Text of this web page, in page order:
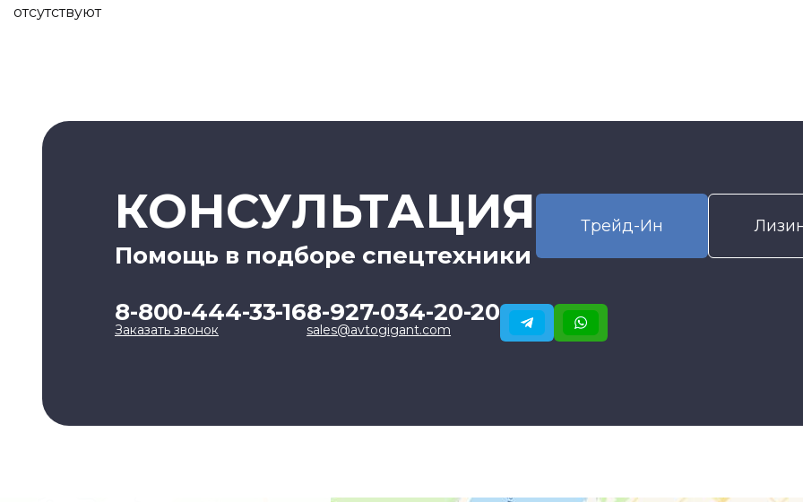
отсутствуют
КОНСУЛЬТАЦИЯ
Помощь в подборе спецтехники
Трейд-Ин
8-800-444-33-16
Заказать звонок
8-927-034-20-20
sales@avtogigant.com